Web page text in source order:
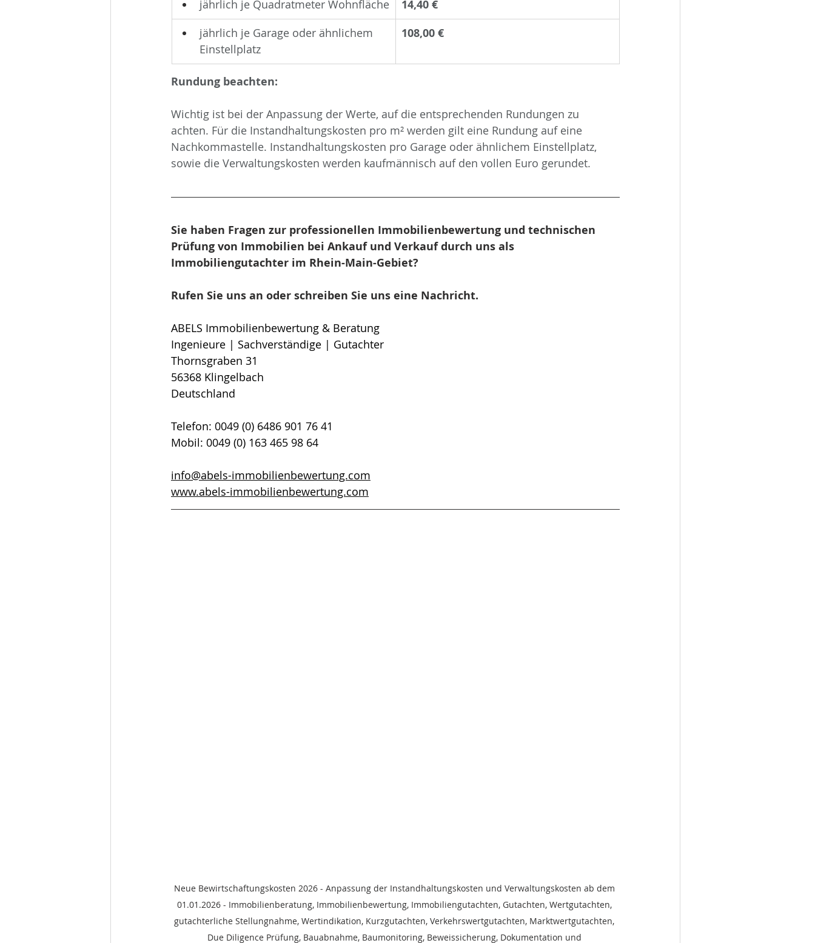
jährlich je Quadratmeter Wohnfläche 14,40 €
jährlich je Garage oder ähnlichem
Einstellplatz
108,00 €
Rundung beachten:
Wichtig ist bei der Anpassung der Werte, auf die entsprechenden Rundungen zu
achten. Für die Instandhaltungskosten pro m² werden gilt eine Rundung auf eine
Nachkommastelle. Instandhaltungskosten pro Garage oder ähnlichem Einstellplatz,
sowie die Verwaltungskosten werden kaufmännisch auf den vollen Euro gerundet.
Sie haben Fragen zur professionellen Immobilienbewertung und technischen
Prüfung von Immobilien bei Ankauf und Verkauf durch uns als
Immobiliengutachter im Rhein-Main-Gebiet?
Rufen Sie uns an oder schreiben Sie uns eine Nachricht.
ABELS Immobilienbewertung & Beratung
Ingenieure | Sachverständige | Gutachter
Thornsgraben 31
56368 Klingelbach
Deutschland
Telefon: 0049 (0) 6486 901 76 41
Mobil: 0049 (0) 163 465 98 64
info@abels-immobilienbewertung.com
www.abels-immobilienbewertung.com
Neue Bewirtschaftungskosten 2026 - Anpassung der Instandhaltungskosten und Verwaltungskosten ab dem
01.01.2026 - Immobilienberatung, Immobilienbewertung, Immobiliengutachten, Gutachten, Wertgutachten,
gutachterliche Stellungnahme, Wertindikation, Kurzgutachten, Verkehrswertgutachten, Marktwertgutachten,
Due Diligence Prüfung, Bauabnahme, Baumonitoring, Beweissicherung, Dokumentation und